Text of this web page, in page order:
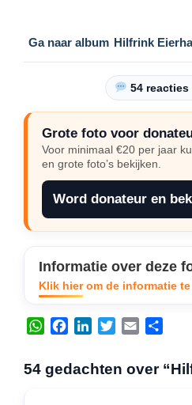
Ga naar album Hilfrink
54 reacties
Grote foto voor
Voor minimaal €20 per jaar
en grote foto’s bekijken.
Word donateur en
Informatie over deze
Klik hier om de informatie
W
t
c
e
n
k
t
i
54 gedachten over